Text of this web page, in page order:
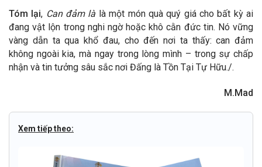
Tóm lại, Can đảm là là một món quà quý giá cho bất kỳ ai
đang vật lộn trong nghi ngờ hoặc khô cằn đức tin. Nó vững
vàng dẫn ta qua khổ đau, cho đến nơi ta thấy: can đảm
không ngoài kia, mà ngay trong lòng mình – trong sự chấp
nhận và tin tưởng sâu sắc nơi Đấng là Tồn Tại Tự Hữu./.
M.Mad
Xem tiếp theo: